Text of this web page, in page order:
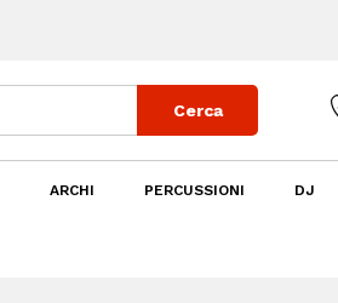
Cerca
ARCHI PERCUSSIONI DJ